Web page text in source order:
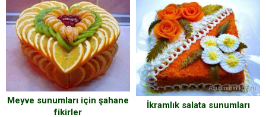
Meyve sunumları için şahane
fikirler
İkramlık salata sunumları